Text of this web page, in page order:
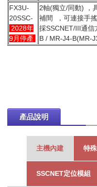
FX3U-
20SSC-
2028年
9月停產
2軸(獨立/同動) ，
補間 ，可連接手
採SSCNET/III通
B / MR-J4-B(MR-
產品說明
主機內建 特
SSCNET定位模組